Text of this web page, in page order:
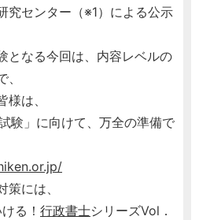
究センター（※1）による公示
となる今回は、内容レベルの
は、
験」に向けて、万全の準備で
には、
る！ 行政書士シリーズVol．